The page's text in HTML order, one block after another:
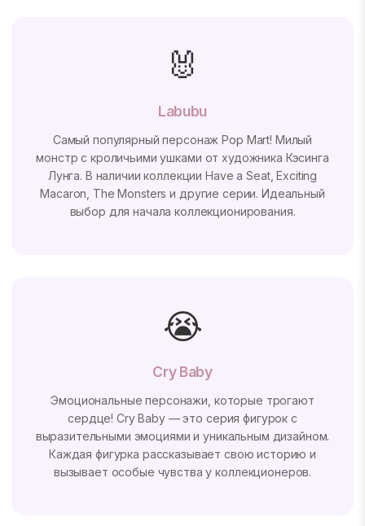
🐰
Labubu
Самый популярный персонаж Pop Mart! Милый
монстр с кроличьими ушками от художника Кэсинга
Лунга. В наличии коллекции Have a Seat, Exciting
Macaron, The Monsters и другие серии. Идеальный
выбор для начала коллекционирования.
😭
Cry Baby
Эмоциональные персонажи, которые трогают
сердце! Cry Baby — это серия фигурок с
выразительными эмоциями и уникальным дизайном.
Каждая фигурка рассказывает свою историю и
вызывает особые чувства у коллекционеров.